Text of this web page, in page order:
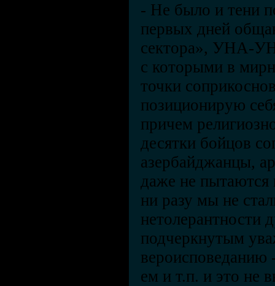
- Не было и тени
первых дней
сектора», УНА-
с которыми в
точки
позиционирую
причем
десятки бойцов
азербайджанцы,
даже не пытаются
ни разу мы не
нетолерантности
подчеркнутым
вероисповеданию
ем и т.п. и это не